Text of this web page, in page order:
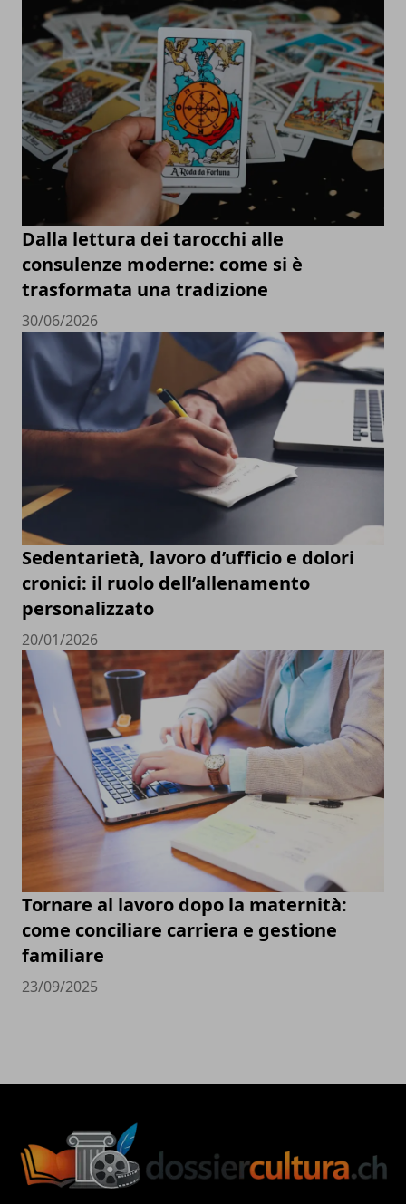
Dalla lettura dei tarocchi alle
consulenze moderne: come si è
trasformata una tradizione
30/06/2026
Sedentarietà, lavoro d’ufficio e dolori
cronici: il ruolo dell’allenamento
personalizzato
20/01/2026
Tornare al lavoro dopo la maternità:
come conciliare carriera e gestione
familiare
23/09/2025